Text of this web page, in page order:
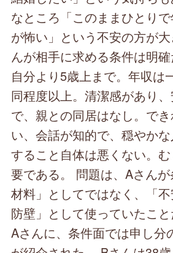
なところ「このままひとり
が怖い」という不安の方が
んが相手に求める条件は明
自分より5歳上まで。年収は
同程度以上。清潔感があり
で、親との同居はなし。で
い、会話が知的で、穏やか
すること自体は悪くない。
要である。 問題は、Aさん
材料」としてではなく、「
防壁」として使っていたこ
Aさんに、条件面では申し分